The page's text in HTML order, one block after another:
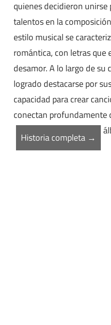
quienes decidieron
talentos en la
estilo musical se
romántica, con letras que
desamor. A lo largo de su
logrado destacarse por
capacidad para crear
conectan profundamente
Historia completa →